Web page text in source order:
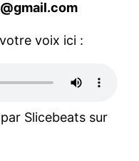
voix ici :
par Slicebeats sur